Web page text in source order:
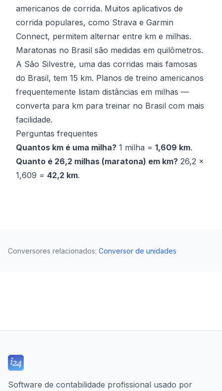
americanos de corrida. Muitos aplicativos de
corrida populares, como Strava e Garmin
Connect, permitem alternar entre km e milhas.
Maratonas no Brasil são medidas em quilômetros.
A São Silvestre, uma das corridas mais famosas
do Brasil, tem 15 km. Planos de treino americanos
frequentemente listam distâncias em milhas —
converta para km para treinar no Brasil com mais
facilidade.
Perguntas frequentes
Quantos km é uma milha? 1 milha = 1,609 km.
Quanto é 26,2 milhas (maratona) em km? 26,2 ×
1,609 = 42,2 km.
Conversores relacionados: Conversor de unidades
Software de contabilidade profissional usado por